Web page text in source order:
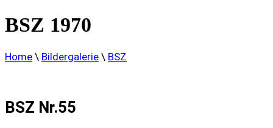
BSZ 1970
Home \ Bildergalerie \ BSZ
BSZ Nr.55